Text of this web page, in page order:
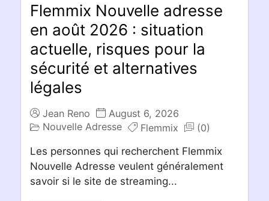
Flemmix Nouvelle adresse
en août 2026 : situation
actuelle, risques pour la
sécurité et alternatives
légales
Jean Reno
August 6, 2026
Nouvelle Adresse
Flemmix
(0)
Les personnes qui recherchent Flemmix
Nouvelle Adresse veulent généralement
savoir si le site de streaming...